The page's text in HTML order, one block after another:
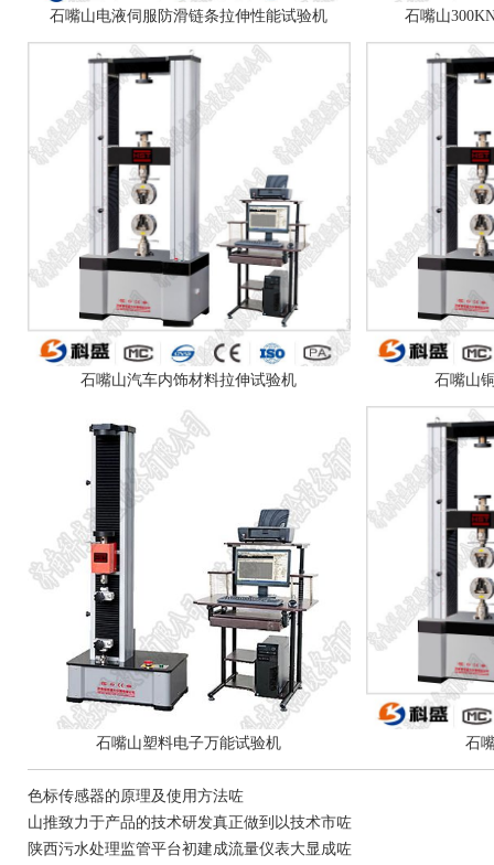
石嘴山电液伺服防滑链条拉伸性能试验机 石嘴山
石嘴山汽车内饰材料拉伸试验机 石嘴山
石嘴山塑料电子万能试验机 石
色标传感器的原理及使用方法咗
山推致力于产品的技术研发真正做到以技术市咗
陕西污水处理监管平台初建成流量仪表大显成咗